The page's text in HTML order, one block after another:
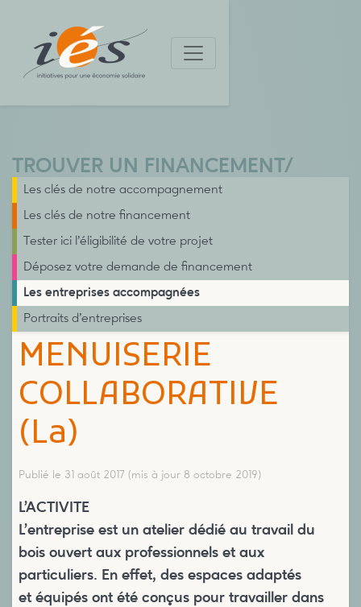
MENUISERIE
COLLABORATIVE
(La)
Publié le 31 août 2017 (mis à jour 8 octobre 2019)
L’ACTIVITE
L’entreprise est un atelier dédié au travail du
bois ouvert aux professionnels et aux
particuliers. En effet, des espaces adaptés
et équipés ont été conçus pour travailler dans
TROUVER UN FINANCEMENT/
Les clés de notre accompagnement
Les clés de notre financement
Tester ici l’éligibilité de votre projet
Déposez votre demande de financement
Les entreprises accompagnées
Portraits d’entreprises